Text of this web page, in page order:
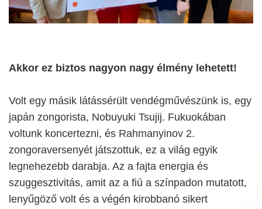
Akkor ez biztos nagyon nagy élmény lehetett!
Volt egy másik látássérült vendégművészünk is, egy
japán zongorista, Nobuyuki Tsujij. Fukuokában
voltunk koncertezni, és Rahmanyinov 2.
zongoraversenyét játszottuk, ez a világ egyik
legnehezebb darabja. Az a fajta energia és
szuggesztivitás, amit az a fiú a színpadon mutatott,
lenyűgöző volt és a végén kirobbanó sikert